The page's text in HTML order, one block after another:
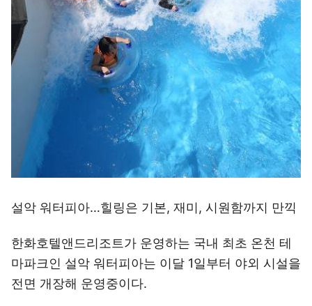
설악 워터피아…힐링은 기본, 재미, 시원함까지 만끽
한화호텔앤드리조트가 운영하는 국내 최초 온천 테
마파크인 설악 워터피아는 이달 1일부터 야외 시설을
전면 개장해 운영중이다.